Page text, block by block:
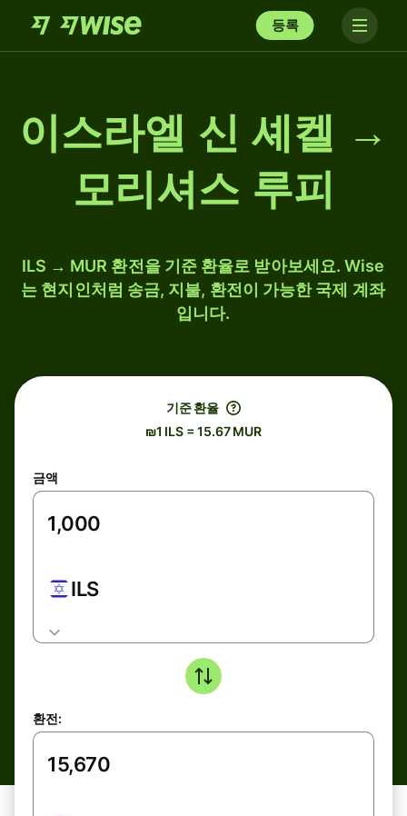
등록
이스라엘 신 셰켈 →
모리셔스 루피
ILS → MUR 환전을 기준 환율로 받아보세요. Wise
는 현지인처럼 송금, 지불, 환전이 가능한 국제 계좌
입니다.
기준 환율
₪1 ILS = 15.67 MUR
금액
ILS
환전: